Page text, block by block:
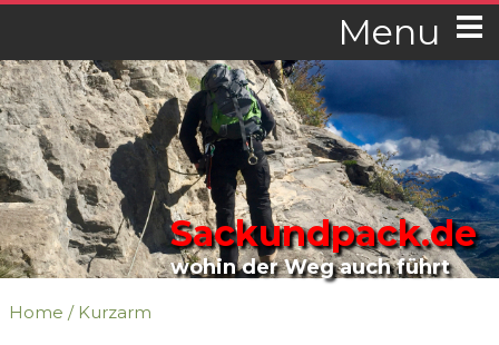
Menu
Sackundpack.de
wohin der Weg auch führt
Home / Kurzarm